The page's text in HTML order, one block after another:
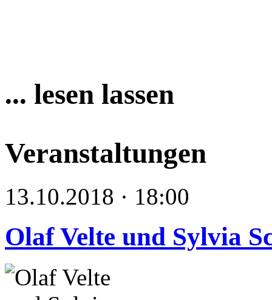
... lesen lassen
Veranstaltungen
13.10.2018 · 18:00
Olaf Velte und Sylvia